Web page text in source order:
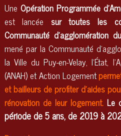
Une Opération Programmée
est lancée sur toutes les
Communauté d’agglomération
mené par la Communauté
la Ville du Puy-en-Velay, l’État,
(ANAH) et Action Logement
et bailleurs de profiter d’aides
rénovation de leur logement.Le
période de 5 ans, de 2019 à